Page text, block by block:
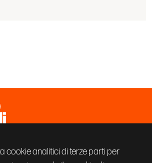
cookie analitici di terze parti per